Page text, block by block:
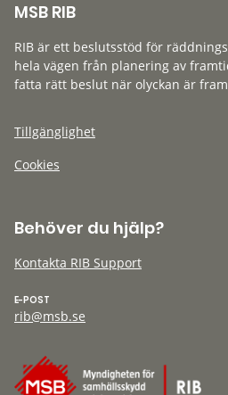
MSB RIB
RIB är ett beslutsstöd för
hela vägen från planering av
fatta rätt beslut när olyckan är
Tillgänglighet
Cookies
Behöver du hjälp?
Kontakta RIB Support
E-POST
rib@msb.se